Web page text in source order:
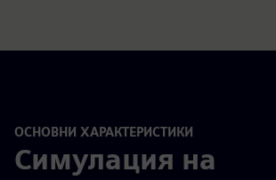
ОСНОВНИ ХАРАКТЕРИСТИКИ
Симулация на